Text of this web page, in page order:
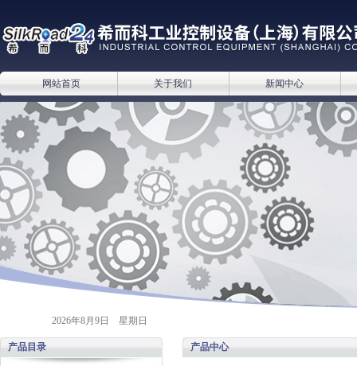
网站首页 关于我们 新闻中心
2026年8月9日 星期日
产品目录 产品中心